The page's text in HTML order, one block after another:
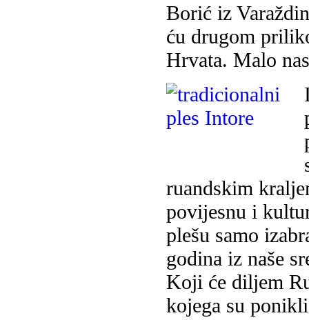
Borić iz
ću drugom
Hrvata. Malo
ruandskim
povijesnu i
plešu samo
godina iz naše
Koji će diljem
kojega su